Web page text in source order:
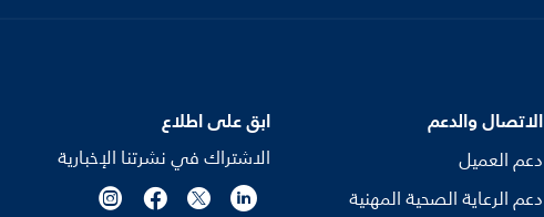
الاتصال والدعم
دعم العميل
دعم الرعاية الصحية المهنية
ابق على اطلاع
الاشتراك في نشرتنا الإخبارية